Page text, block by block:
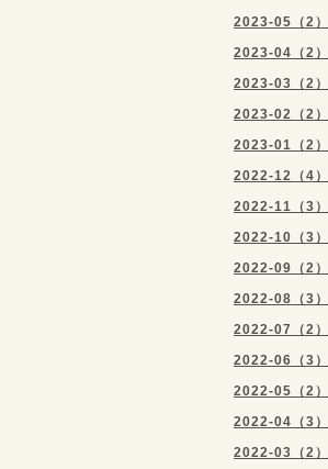
2023-05（2）
2023-04（2）
2023-03（2）
2023-02（2）
2023-01（2）
2022-12（4）
2022-11（3）
2022-10（3）
2022-09（2）
2022-08（3）
2022-07（2）
2022-06（3）
2022-05（2）
2022-04（3）
2022-03（2）